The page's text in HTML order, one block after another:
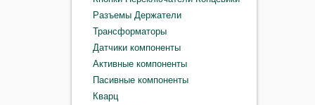
Разъемы Держатели
Трансформаторы
Датчики компоненты
Активные компоненты
Пасивные компоненты
Кварц